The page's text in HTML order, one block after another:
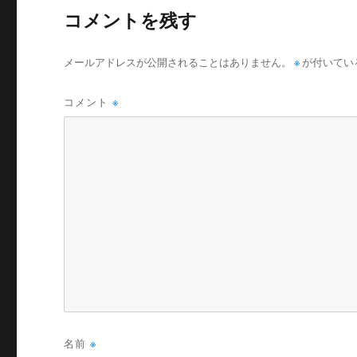
コメントを残す
メールアドレスが公開されることはありません。 ※ が付いて
コメント※
名前※